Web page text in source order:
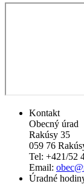
Kontakt
Obecný úrad
Rakúsy 35
059 76
Tel: +421/52
Email:
Úradné